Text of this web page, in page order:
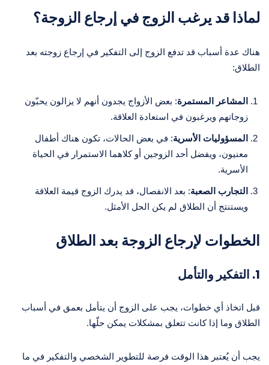
لماذا قد يرغب الزوج في إرجاع الزوجة؟
هناك عدة أسباب قد تدفع الزوج إلى التفكير في إرجاع زوجته بعد
الطلاق:
المشاعر المستمرة: بعض الأزواج يجدون أنهم لا يزالون يحبّون
زوجاتهم ويرغبون في استعادة العلاقة.
المسؤوليات الأسرية: في بعض الحالات، تكون هناك أطفال
معنيون، ويفضل أحد الزوجين أو كلاهما الاستمرار في الحياة
الأسرية.
التجارب الصعبة: بعد الانفصال، قد يدرك الزوج قيمة العلاقة
ويستنتج أن الطلاق لم يكن الحل الأمثل.
الخطوات لإرجاع الزوجة بعد الطلاق
1. التفكير والتأمل
قبل اتخاذ أي خطوات، يجب على الزوج أن يتأمل بعمق في أسباب
الطلاق وما إذا كانت تتعلق بمشكلات يمكن حلّها.
يجب أن يُعتبر هذا الوقت فرصة للتطوير الشخصي والتفكير في ما